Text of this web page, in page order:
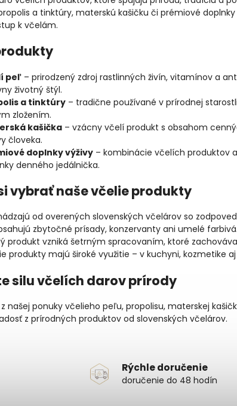
a tinktúry, materskú kašičku či prémiové
k včelám.
peľ – prirodzený zdroj rastlinných živín, vitamínov a
životný štýl.
a tinktúry – tradične používané v prírodnej
zložením.
kašička – vzácny včelí produkt s obsahom
človeka.
doplnky výživy – kombinácie včelích produktov
denného jedálnička.
vybrať naše včelie produkty
od overených slovenských včelárov so
zbytočné prísady, konzervanty ani umelé farbivá.
produkt vzniká šetrným spracovaním, ktoré
produkty majú široké využitie – v kuchyni, kozmetike
silu včelích darov prírody
našej ponuky včelieho peľu, propolisu, materskej
z prírodných produktov od slovenských včelárov.
Rýchle doručenie
doručenie do 48 hodín